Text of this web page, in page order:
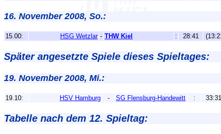
16. November 2008, So.:
15.00: HSG Wetzlar - THW Kiel : 28:41
Später angesetzte Spiele dieses Spieltages:
19. November 2008, Mi.:
19.10: HSV Hamburg - SG Flensburg-Handewitt : 33:31
Tabelle nach dem 12. Spieltag: